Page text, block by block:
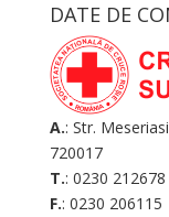
DATE DE
A.: Str.
720017
T.: 0230 212678
F.: 0230 206115